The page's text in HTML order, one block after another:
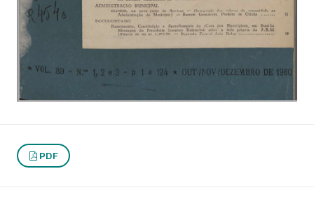
PDF